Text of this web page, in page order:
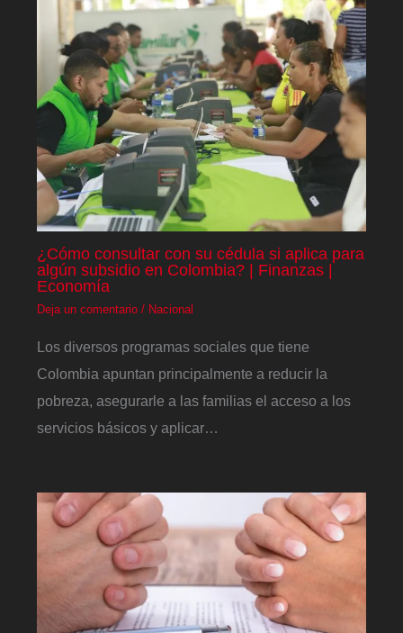
¿Cómo consultar con su cédula si aplica para
algún subsidio en Colombia? | Finanzas |
Economía
Deja un comentario / Nacional
Los diversos programas sociales que tiene
Colombia apuntan principalmente a reducir la
pobreza, asegurarle a las familias el acceso a los
servicios básicos y aplicar…